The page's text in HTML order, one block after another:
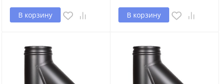
В корзину В корзину